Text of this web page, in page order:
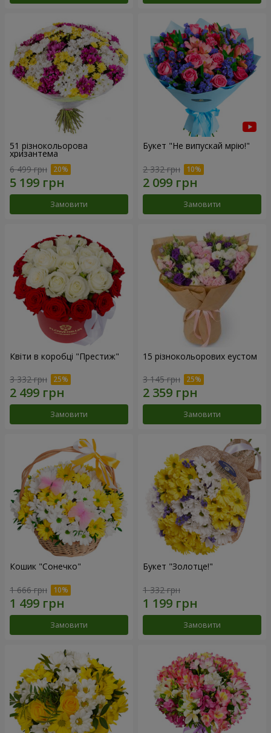
51 різнокольорова
хризантема
6 499 грн
Замовити
Букет "Не випускай мрію!"
2 332 грн
Замовити
Квіти в коробці "Престиж"
3 332 грн
Замовити
15 різнокольорових еустом
3 145 грн
Замовити
Кошик "Сонечко"
1 666 грн
Замовити
Букет "Золотце!"
1 332 грн
Замовити